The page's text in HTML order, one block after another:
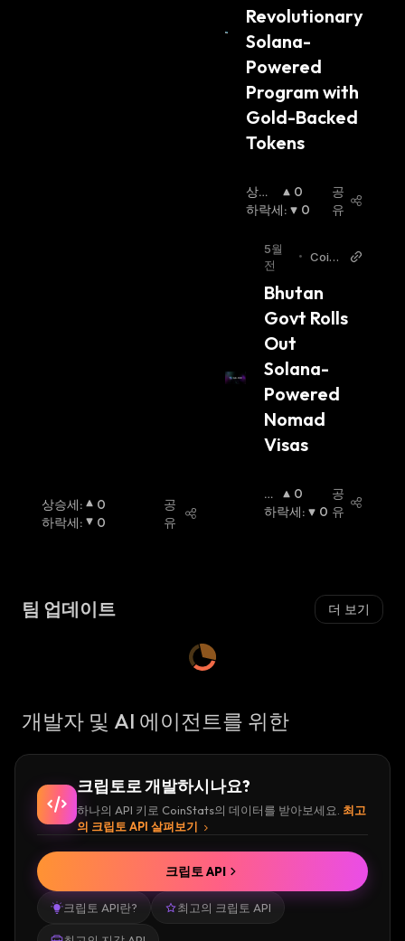
상승세:
0
하락세: 0
공
유
Revolutionary
Solana-
Powered
Program with
Gold-Backed
Tokens
상승
세:
0
하락세: 0
공
유
5월
전
•
Coint
Bhutan
Govt Rolls
Out
Solana-
Powered
Nomad
Visas
상
승
0
하락세: 0
공
유
팀 업데이트 더 보기
개발자 및 AI 에이전트를 위한
크립토로 개발하시나요?
하나의 API 키로 CoinStats의 데이터를 받아보세요. 최고
의 크립토 API 살펴보기
크립토 API란? 최고의 크립토 API
크립토 API